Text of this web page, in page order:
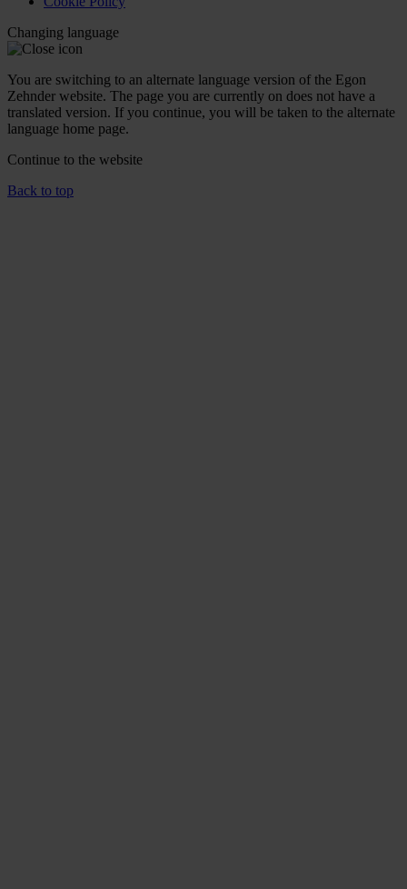
Changing language
You are switching to an alternate language version of the Egon
Zehnder website. The page you are currently on does not have a
translated version. If you continue, you will be taken to the alternate
language home page.
Continue to the website
Back to top